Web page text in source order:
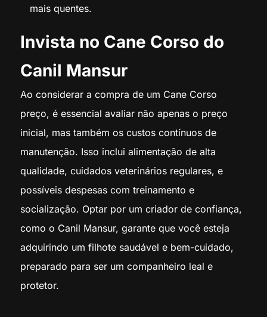
mais quentes.
Invista no Cane Corso do
Canil Mansur
Ao considerar a compra de um Cane Corso
preço, é essencial avaliar não apenas o preço
inicial, mas também os custos contínuos de
manutenção. Isso inclui alimentação de alta
qualidade, cuidados veterinários regulares, e
possíveis despesas com treinamento e
socialização. Optar por um criador de confiança,
como o Canil Mansur, garante que você esteja
adquirindo um filhote saudável e bem-cuidado,
preparado para ser um companheiro leal e
protetor.